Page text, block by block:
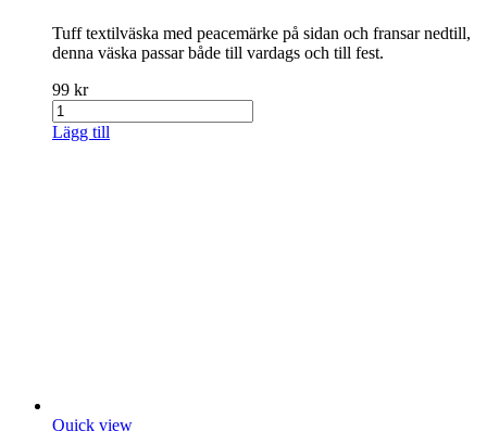
Tuff textilväska med peacemärke på sidan och fransar nedtill,
denna väska passar både till vardags och till fest.
99 kr
Lägg till
Quick view